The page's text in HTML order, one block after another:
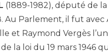
(1889-1982), député de la
Au Parlement, il fut avec
et Raymond Vergès
la loi du 19 mars 1946